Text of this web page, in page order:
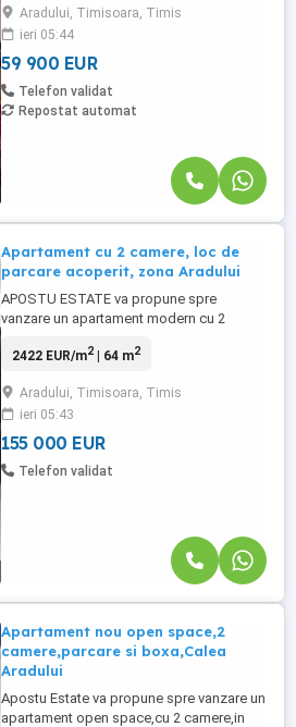
format din doua garsoniere unite si este
compartimentat astfel: - Hol de acces -
Bucatarie - Baie ...
Aradului, Timisoara, Timis
ieri 05:44
59 900 EUR
Telefon validat
Repostat automat
Apartament cu 2 camere, loc de
parcare acoperit, zona Aradului
APOSTU ESTATE va propune spre
vanzare un apartament modern cu 2
etajul 1/5, zona Calea Aradului Imobilul se
este compartimentat astfel: - hol de acces
- living - dormitor - bucatarie - baie - 1
balcon deschis de 8mp Confortul ...
2422 EUR/m2| 64 m2
Aradului, Timisoara, Timis
ieri 05:43
155 000 EUR
Telefon validat
Apartament nou open space,2
camere,parcare si boxa,Calea
Aradului
Apostu Estate va propune spre vanzare un
apartament open space,cu 2 camere,in